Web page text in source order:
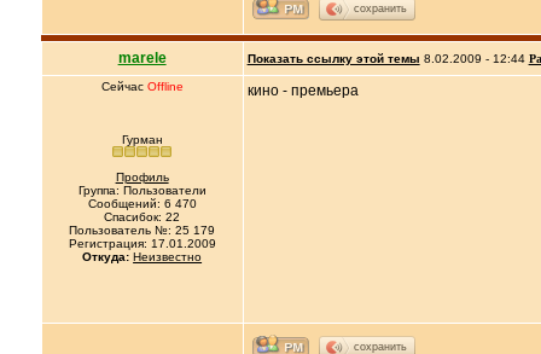
сохранить
marele Показать ссылку этой темы 8.02.2009 - 12:44
Сейчас Offline
Гурман
Профиль
Группа: Пользователи
Сообщений: 6 470
Спасибок: 22
Пользователь №: 25 179
Регистрация: 17.01.2009
Откуда: Неизвестно
кино - премьера
сохранить